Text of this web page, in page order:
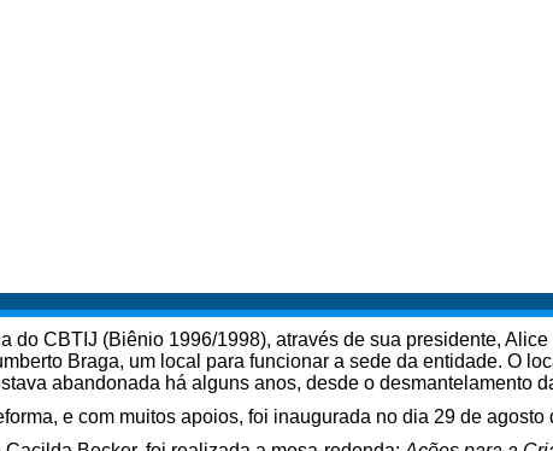
do CBTIJ (Biênio 1996/1998), através de sua presidente,
Braga, um local para funcionar a sede da entidade. O
abandonada há alguns anos, desde o desmantelamento
e com muitos apoios, foi inaugurada no dia 29 de agosto